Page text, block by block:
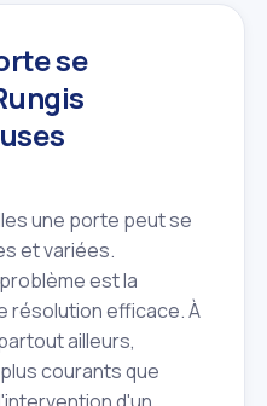
se
une porte peut se
et variées.
est la
résolution efficace. À
ailleurs,
courants que